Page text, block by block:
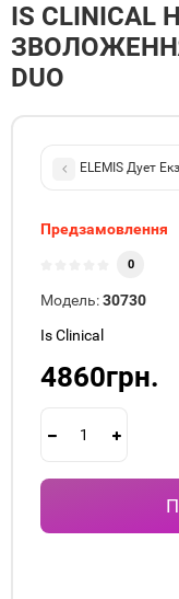
IS CLINICAL
DUO
ELEMIS Дует
Предзамовлення
0
Модель:30730
Is Clinical
4860грн.